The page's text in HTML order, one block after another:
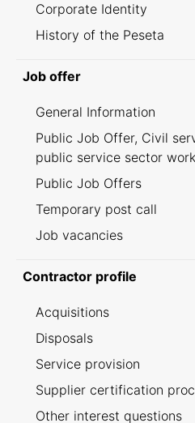
Corporate Identity
History of the Peseta
Job offer
General Information
Public Job Offer, Civil
public service sector
Public Job Offers
Temporary post call
Job vacancies
Contractor profile
Acquisitions
Disposals
Service provision
Supplier certification
Other interest questions